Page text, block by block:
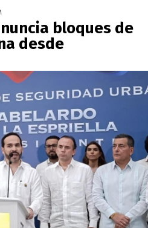
bloques de
desde